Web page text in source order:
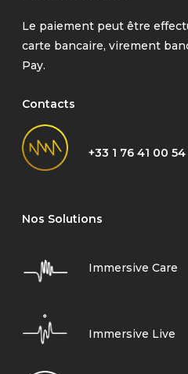
Le paiement peut être
carte bancaire, virement
Pay.
Contacts
+33 1 76 41 00 54
Nos Solutions
Immersive Care
Immersive Live